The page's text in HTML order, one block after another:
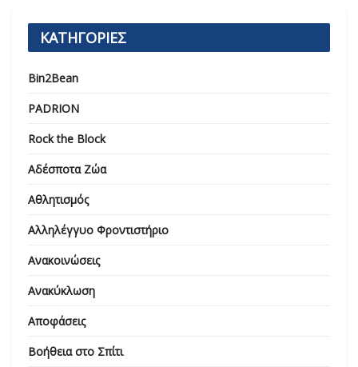
ΚΑΤΗΓΟΡΙΕΣ
Bin2Bean
PADRION
Rock the Block
Αδέσποτα Ζώα
Αθλητισμός
Αλληλέγγυο Φροντιστήριο
Ανακοινώσεις
Ανακύκλωση
Αποφάσεις
Βοήθεια στο Σπίτι